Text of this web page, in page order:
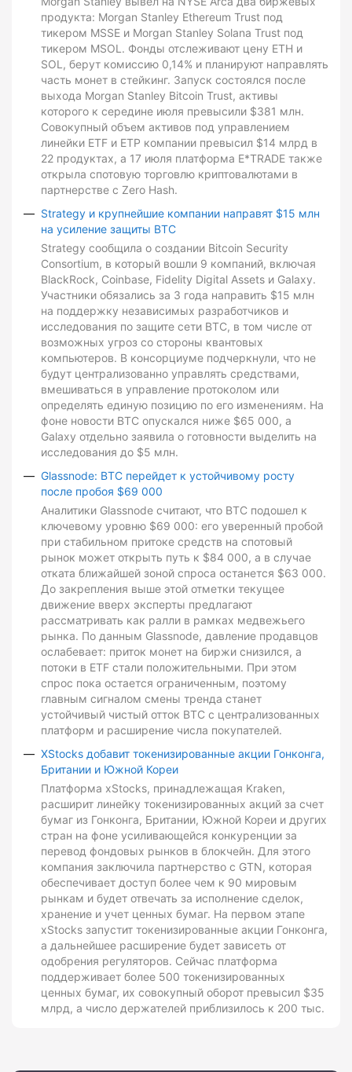
продукта: Morgan Stanley Ethereum Trust под
тикером MSSE и Morgan Stanley Solana Trust под
тикером MSOL. Фонды отслеживают цену ETH и
SOL, берут комиссию 0,14% и планируют направлять
часть монет в стейкинг. Запуск состоялся после
выхода Morgan Stanley Bitcoin Trust, активы
которого к середине июля превысили $381 млн.
Совокупный объем активов под управлением
линейки ETF и ETP компании превысил $14 млрд в
22 продуктах, а 17 июля платформа E*TRADE также
открыла спотовую торговлю криптовалютами в
партнерстве с Zero Hash.
Strategy и крупнейшие компании направят $15 млн
на усиление защиты BTC
Strategy сообщила о создании Bitcoin Security
Consortium, в который вошли 9 компаний, включая
BlackRock, Coinbase, Fidelity Digital Assets и Galaxy.
Участники обязались за 3 года направить $15 млн
на поддержку независимых разработчиков и
исследования по защите сети BTC, в том числе от
возможных угроз со стороны квантовых
компьютеров. В консорциуме подчеркнули, что не
будут централизованно управлять средствами,
вмешиваться в управление протоколом или
определять единую позицию по его изменениям. На
фоне новости BTC опускался ниже $65 000, а
Galaxy отдельно заявила о готовности выделить на
исследования до $5 млн.
Glassnode: BTC перейдет к устойчивому росту
после пробоя $69 000
Аналитики Glassnode считают, что BTC подошел к
ключевому уровню $69 000: его уверенный пробой
при стабильном притоке средств на спотовый
рынок может открыть путь к $84 000, а в случае
отката ближайшей зоной спроса останется $63 000.
До закрепления выше этой отметки текущее
движение вверх эксперты предлагают
рассматривать как ралли в рамках медвежьего
рынка. По данным Glassnode, давление продавцов
ослабевает: приток монет на биржи снизился, а
потоки в ETF стали положительными. При этом
спрос пока остается ограниченным, поэтому
главным сигналом смены тренда станет
устойчивый чистый отток BTC с централизованных
платформ и расширение числа покупателей.
XStocks добавит токенизированные акции Гонконга,
Британии и Южной Кореи
Платформа xStocks, принадлежащая Kraken,
расширит линейку токенизированных акций за счет
бумаг из Гонконга, Британии, Южной Кореи и других
стран на фоне усиливающейся конкуренции за
перевод фондовых рынков в блокчейн. Для этого
компания заключила партнерство с GTN, которая
обеспечивает доступ более чем к 90 мировым
рынкам и будет отвечать за исполнение сделок,
хранение и учет ценных бумаг. На первом этапе
xStocks запустит токенизированные акции Гонконга,
а дальнейшее расширение будет зависеть от
одобрения регуляторов. Сейчас платформа
поддерживает более 500 токенизированных
ценных бумаг, их совокупный оборот превысил $35
млрд, а число держателей приблизилось к 200 тыс.